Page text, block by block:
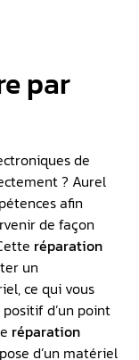
par
de
? Aurel
afin
de façon
réparation
un
ce qui vous
d’un point
réparation
d’un matériel